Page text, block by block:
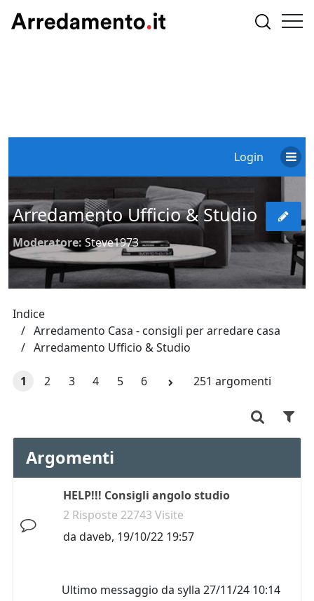
Login
Arredamento Ufficio & Studio
Moderatore:Steve1973
Indice
Arredamento Casa - consigli per arredare casa
Arredamento Ufficio & Studio
1 2 3 4 5 6 251 argomenti
Argomenti
HELP!!! Consigli angolo studio
2 Risposte 22743 Visite
da daveb, 19/10/22 19:57
Ultimo messaggio da sylla 27/11/24 10:14